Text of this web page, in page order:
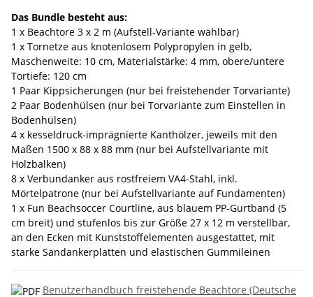
Das Bundle besteht aus:
1 x Beachtore 3 x 2 m (Aufstell-Variante wählbar)
1 x Tornetze aus knotenlosem Polypropylen in gelb,
Maschenweite: 10 cm, Materialstärke: 4 mm, obere/untere
Tortiefe: 120 cm
1 Paar Kippsicherungen (nur bei freistehender Torvariante)
2 Paar Bodenhülsen (nur bei Torvariante zum Einstellen in
Bodenhülsen)
4 x kesseldruck-imprägnierte Kanthölzer, jeweils mit den
Maßen 1500 x 88 x 88 mm (nur bei Aufstellvariante mit
Holzbalken)
8 x Verbundanker aus rostfreiem VA4-Stahl, inkl.
Mörtelpatrone (nur bei Aufstellvariante auf Fundamenten)
1 x Fun Beachsoccer Courtline, aus blauem PP-Gurtband (5
cm breit) und stufenlos bis zur Größe 27 x 12 m verstellbar,
an den Ecken mit Kunststoffelementen ausgestattet, mit
starke Sandankerplatten und elastischen Gummileinen
Benutzerhandbuch freistehende Beachtore (Deutsche